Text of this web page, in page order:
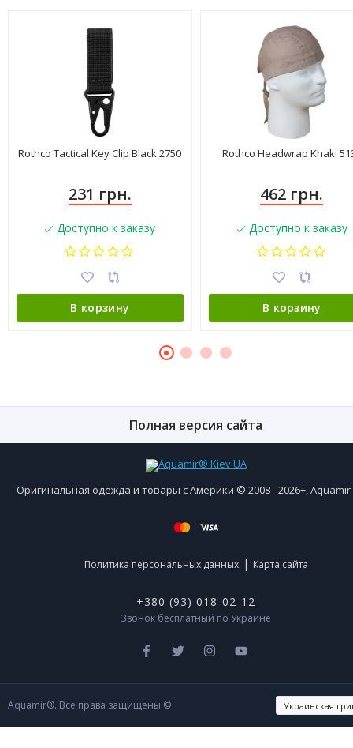
Rothco Tactical Key Clip Black 2750
231 грн.
Доступно к заказу
В корзину
Rothco Headwrap Khaki
462 грн.
Доступно к заказу
В корзину
Полная версия сайта
Оригинальная одежда и товары с Америки © 2008 - 2026+,
Политика персональных данных | Карта сайта
+380 (93) 018-02-12
Звонок бесплатный по Украине
Aquamir®. Все права защищены ©